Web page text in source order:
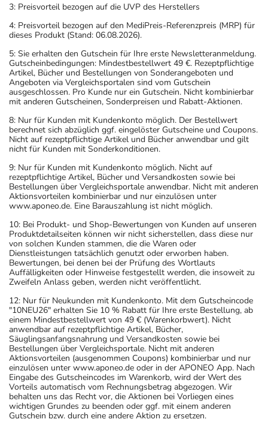
3: Preisvorteil bezogen auf die UVP des Herstellers
4: Preisvorteil bezogen auf den MediPreis-Referenzpreis (MRP) für
dieses Produkt (Stand: 06.08.2026).
5: Sie erhalten den Gutschein für Ihre erste Newsletteranmeldung.
Gutscheinbedingungen: Mindestbestellwert 49 €. Rezeptpflichtige
Artikel, Bücher und Bestellungen von Sonderangeboten und
Angeboten via Vergleichsportalen sind vom Gutschein
ausgeschlossen. Pro Kunde nur ein Gutschein. Nicht kombinierbar
mit anderen Gutscheinen, Sonderpreisen und Rabatt-Aktionen.
8: Nur für Kunden mit Kundenkonto möglich. Der Bestellwert
berechnet sich abzüglich ggf. eingelöster Gutscheine und Coupons.
Nicht auf rezeptpflichtige Artikel und Bücher anwendbar und gilt
nicht für Kunden mit Sonderkonditionen.
9: Nur für Kunden mit Kundenkonto möglich. Nicht auf
rezeptpflichtige Artikel, Bücher und Versandkosten sowie bei
Bestellungen über Vergleichsportale anwendbar. Nicht mit anderen
Aktionsvorteilen kombinierbar und nur einzulösen unter
www.aponeo.de. Eine Barauszahlung ist nicht möglich.
10: Bei Produkt- und Shop-Bewertungen von Kunden auf unseren
Produktdetailseiten können wir nicht sicherstellen, dass diese nur
von solchen Kunden stammen, die die Waren oder
Dienstleistungen tatsächlich genutzt oder erworben haben.
Bewertungen, bei denen bei der Prüfung des Wortlauts
Auffälligkeiten oder Hinweise festgestellt werden, die insoweit zu
Zweifeln Anlass geben, werden nicht veröffentlicht.
12: Nur für Neukunden mit Kundenkonto. Mit dem Gutscheincode
"10NEU26" erhalten Sie 10 % Rabatt für Ihre erste Bestellung, ab
einem Mindestbestellwert von 49 € (Warenkorbwert). Nicht
anwendbar auf rezeptpflichtige Artikel, Bücher,
Säuglingsanfangsnahrung und Versandkosten sowie bei
Bestellungen über Vergleichsportale. Nicht mit anderen
Aktionsvorteilen (ausgenommen Coupons) kombinierbar und nur
einzulösen unter www.aponeo.de oder in der APONEO App. Nach
Eingabe des Gutscheincodes im Warenkorb, wird der Wert des
Vorteils automatisch vom Rechnungsbetrag abgezogen. Wir
behalten uns das Recht vor, die Aktionen bei Vorliegen eines
wichtigen Grundes zu beenden oder ggf. mit einem anderen
Gutschein bzw. durch eine andere Aktion zu ersetzen.